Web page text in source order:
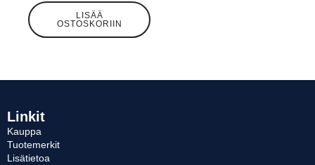
LISÄÄ
OSTOSKORIIN
Linkit
Kauppa
Tuotemerkit
Lisätietoa